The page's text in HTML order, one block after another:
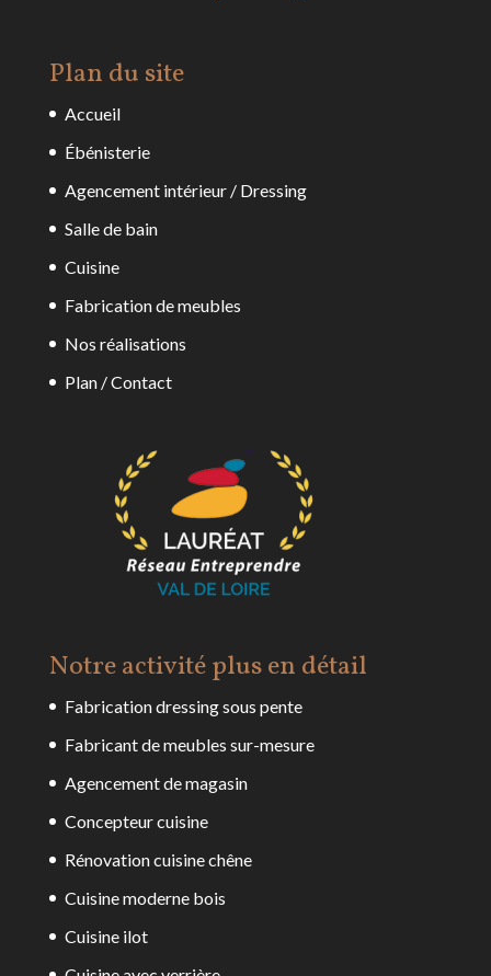
Plan du site
Accueil
Ébénisterie
Agencement intérieur / Dressing
Salle de bain
Cuisine
Fabrication de meubles
Nos réalisations
Plan / Contact
Notre activité plus en détail
Fabrication dressing sous pente
Fabricant de meubles sur-mesure
Agencement de magasin
Concepteur cuisine
Rénovation cuisine chêne
Cuisine moderne bois
Cuisine ilot